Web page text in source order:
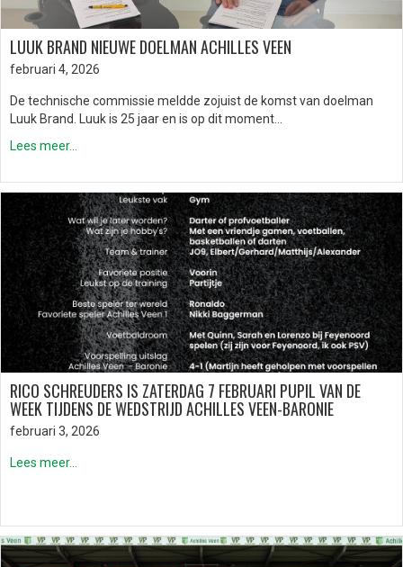
LUUK BRAND NIEUWE DOELMAN ACHILLES VEEN
februari 4, 2026
De technische commissie meldde zojuist de komst van doelman
Luuk Brand. Luuk is 25 jaar en is op dit moment…
Lees meer...
RICO SCHREUDERS IS ZATERDAG 7 FEBRUARI PUPIL VAN DE
WEEK TIJDENS DE WEDSTRIJD ACHILLES VEEN-BARONIE
februari 3, 2026
Lees meer...